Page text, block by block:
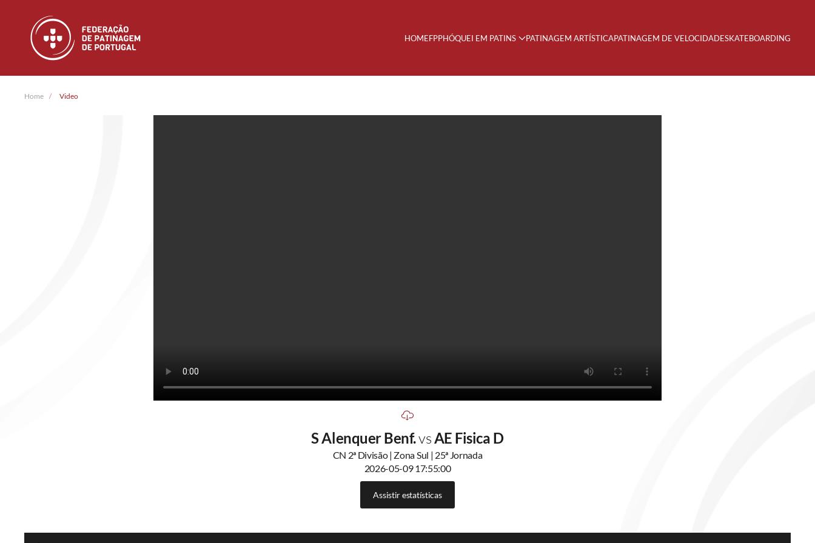
Skip to main content HOMEFPPHÓQUEI EM PATINS PATINAGEM ARTÍSTICAPATINAGEM DE VELOCIDADESKATEBOARDING
Home Video
S Alenquer Benf.vsAE Fisica D
CN 2ª Divisão | Zona Sul | 25ª Jornada
2026-05-09 17:55:00
Assistir estatísticas